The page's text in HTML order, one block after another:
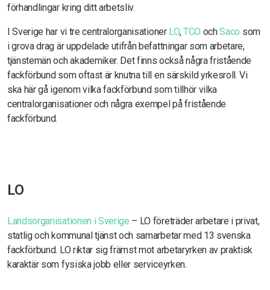
förhandlingar kring ditt arbetsliv.
I Sverige har vi tre centralorganisationer LO,TCO ochSaco som
i grova drag är uppdelade utifrån befattningar som arbetare,
tjänstemän och akademiker. Det finns också några fristående
fackförbund som oftast är knutna till en särskild yrkesroll. Vi
ska här gå igenom vilka fackförbund som tillhör vilka
centralorganisationer och några exempel på fristående
fackförbund.
LO
Landsorganisationen i Sverige – LO företräder arbetare i privat,
statlig och kommunal tjänst och samarbetar med 13 svenska
fackförbund. LO riktar sig främst mot arbetaryrken av praktisk
karaktär som fysiska jobb eller serviceyrken.